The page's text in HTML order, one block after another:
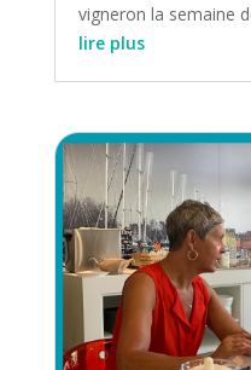
vigneron la semaine
lire plus